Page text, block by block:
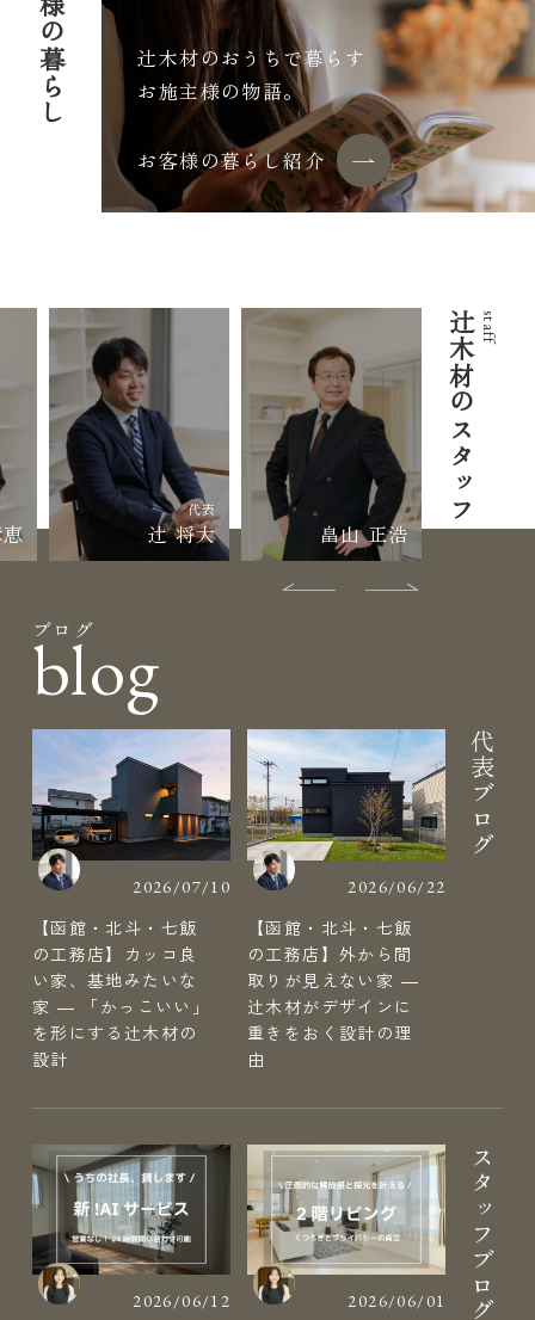
辻木材のおうちで暮らす
お施主様の物語。
お客様の暮らし紹介
staff
辻木材のスタッフ
代表
辻 将大 畠山 正浩 浅
blog
ブログ
代表ブログ
2026/07/10
【函館・北斗・七飯
の工務店】カッコ良
い家、基地みたいな
家 ― 「かっこいい」
を形にする辻木材の
設計
2026/06/22
【函館・北斗・七飯
の工務店】外から間
取りが見えない家 ―
辻木材がデザインに
重きをおく設計の理
由
スタッフブログ
2026/06/12 2026/06/01